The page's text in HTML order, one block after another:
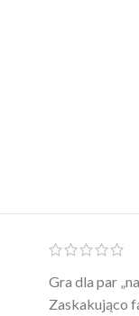
Ten żel
poprawia